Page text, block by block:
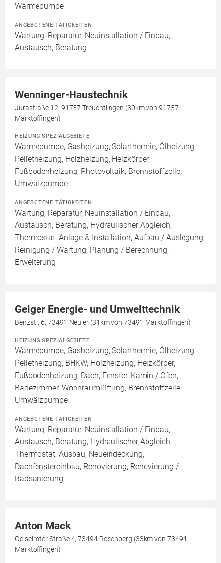
Wärmepumpe
ANGEBOTENE TÄTIGKEITEN
Wartung, Reparatur, Neuinstallation / Einbau,
Austausch, Beratung
Wenninger-Haustechnik
Jurastraße 12, 91757 Treuchtlingen (30km von 91757
Marktoffingen)
HEIZUNG SPEZIALGEBIETE
Wärmepumpe, Gasheizung, Solarthermie, Ölheizung,
Pelletheizung, Holzheizung, Heizkörper,
Fußbodenheizung, Photovoltaik, Brennstoffzelle,
Umwälzpumpe
ANGEBOTENE TÄTIGKEITEN
Wartung, Reparatur, Neuinstallation / Einbau,
Austausch, Beratung, Hydraulischer Abgleich,
Thermostat, Anlage & Installation, Aufbau / Auslegung,
Reinigung / Wartung, Planung / Berechnung,
Erweiterung
Geiger Energie- und Umwelttechnik
Benzstr. 6, 73491 Neuler (31km von 73491 Marktoffingen)
HEIZUNG SPEZIALGEBIETE
Wärmepumpe, Gasheizung, Solarthermie, Ölheizung,
Pelletheizung, BHKW, Holzheizung, Heizkörper,
Fußbodenheizung, Dach, Fenster, Kamin / Ofen,
Badezimmer, Wohnraumlüftung, Brennstoffzelle,
Umwälzpumpe
ANGEBOTENE TÄTIGKEITEN
Wartung, Reparatur, Neuinstallation / Einbau,
Austausch, Beratung, Hydraulischer Abgleich,
Thermostat, Ausbau, Neueindeckung,
Dachfenstereinbau, Renovierung, Renovierung /
Badsanierung
Anton Mack
Geiselroter Straße 4, 73494 Rosenberg (33km von 73494
Marktoffingen)